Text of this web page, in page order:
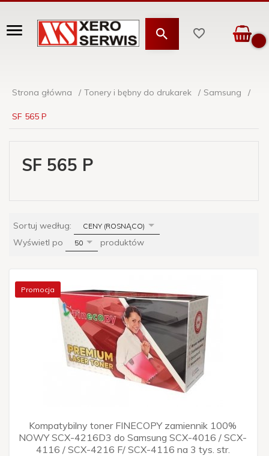
Strona główna Tonery i bębny do drukarek Samsung
SF 565 P
SF 565 P
Sortuj według: sortCENY (ROSNĄCO)
Wyświetl po pop
50 produktów
Promocja
Kompatybilny toner FINECOPY zamiennik 100%
NOWY SCX-4216D3 do Samsung SCX-4016 / SCX-
4116 / SCX-4216 F/ SCX-4116 na 3 tys. str.